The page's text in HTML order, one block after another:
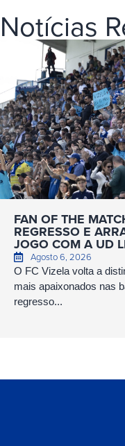
Notícias
FAN OF THE
REGRESSO E
JOGO COM A UD
Agosto 6, 2026
O FC Vizela volta a
mais apaixonados nas
regresso...